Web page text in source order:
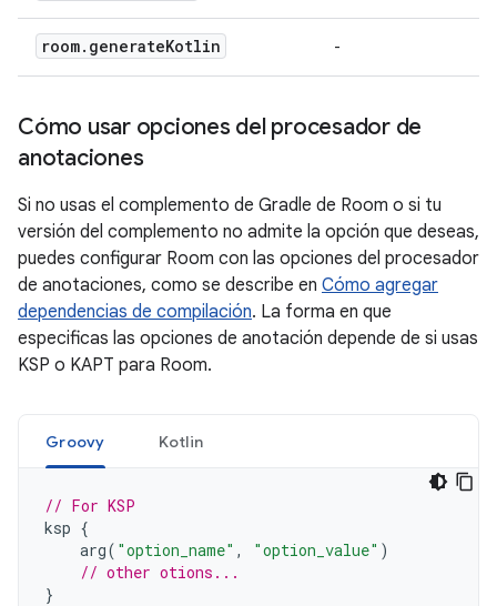
room. generateKotlin -
Cómo usar opciones del procesador de
anotaciones
Si no usas el complemento de Gradle de Room o si tu
versión del complemento no admite la opción que deseas,
puedes configurar Room con las opciones del procesador
de anotaciones, como se describe en Cómo agregar
dependencias de compilación. La forma en que
especificas las opciones de anotación depende de si usas
KSP o KAPT para Room.
Groovy Kotlin
// For KSP
ksp {
arg( "option_name" , "option_value" )
// other otions...
}